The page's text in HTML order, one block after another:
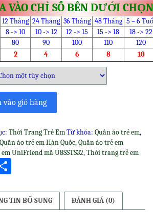
VÀO CHỈ SỐ BÊN DƯỚI
12 Tháng 24 Tháng 36 Tháng 48 Tháng 5 – 6
8 -> 10 10 -> 12 12 -> 15 15 -> 18
18 -> 22
80 90 100 110 120
2 4 6 8 10
vào giỏ hàng
Thời Trang Trẻ EmTừ khóa: Quần áo trẻ em,
Quần áo trẻ em Hàn Quốc,Quần áo trẻ em
UniFriend mã U8SSTS32,Thời trang trẻ em
TIN BỔ SUNG ĐÁNH GIÁ (0)